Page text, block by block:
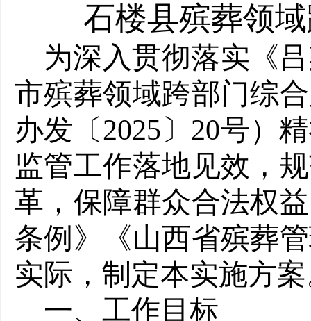
石楼县殡葬领
为深入贯彻落实《
市殡葬领域跨部门综
办发〔2025〕20号）
监管工作落地见效，
革，保障群众合法权
条例》《山西省殡葬
实际，制定本实施方
一、工作目标